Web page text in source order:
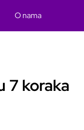
O nama
7 koraka